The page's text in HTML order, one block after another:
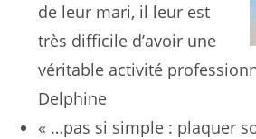
de leur mari, il leur est
très difficile d’avoir une
véritable activité
Delphine
« …pas si simple : plaquer